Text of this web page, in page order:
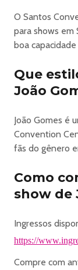
O Santos
para shows em
boa
Que
João
João Gomes é
Convention
fãs do gênero
Como
show de
Ingressos
https://
Compre com